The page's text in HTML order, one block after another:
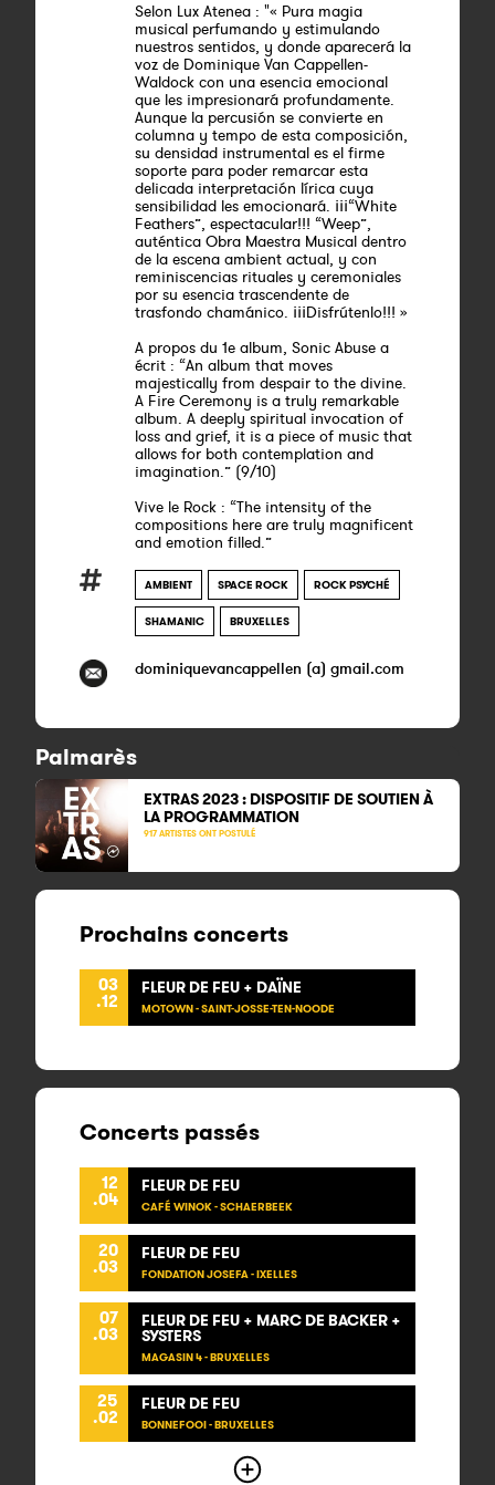
Selon Lux Atenea : "« Pura magia
musical perfumando y estimulando
nuestros sentidos, y donde aparecerá la
voz de Dominique Van Cappellen-
Waldock con una esencia emocional
que les impresionará profundamente.
Aunque la percusión se convierte en
columna y tempo de esta composición,
su densidad instrumental es el firme
soporte para poder remarcar esta
delicada interpretación lírica cuya
sensibilidad les emocionará. ¡¡¡“White
Feathers”, espectacular!!! “Weep”,
auténtica Obra Maestra Musical dentro
de la escena ambient actual, y con
reminiscencias rituales y ceremoniales
por su esencia trascendente de
trasfondo chamánico. ¡¡¡Disfrútenlo!!! »
A propos du 1e album, Sonic Abuse a
écrit : “An album that moves
majestically from despair to the divine.
A Fire Ceremony is a truly remarkable
album. A deeply spiritual invocation of
loss and grief, it is a piece of music that
allows for both contemplation and
imagination.” (9/10)
Vive le Rock : “The intensity of the
compositions here are truly magnificent
and emotion filled.”
AMBIENT SPACE ROCK ROCK PSYCHÉ
SHAMANIC BRUXELLES
dominiquevancappellen (a) gmail.com
Palmarès
EXTRAS 2023 : DISPOSITIF DE SOUTIEN À
LA PROGRAMMATION
917 ARTISTES ONT POSTULÉ
Prochains concerts
03
.12
FLEUR DE FEU + DAÏNE
MOTOWN - SAINT-JOSSE-TEN-NOODE
Concerts passés
12
.04
FLEUR DE FEU
CAFÉ WINOK - SCHAERBEEK
20
.03
FLEUR DE FEU
FONDATION JOSEFA - IXELLES
07
.03
FLEUR DE FEU + MARC DE BACKER +
SYSTERS
MAGASIN 4 - BRUXELLES
25
.02
FLEUR DE FEU
BONNEFOOI - BRUXELLES